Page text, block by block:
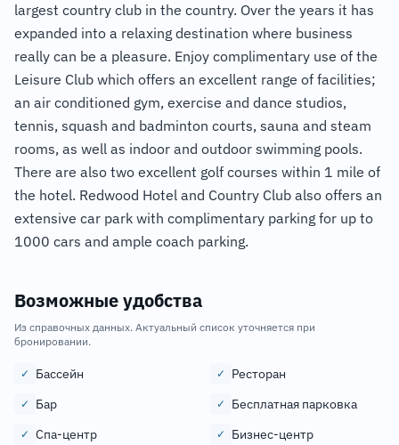
largest country club in the country. Over the years it has
expanded into a relaxing destination where business
really can be a pleasure. Enjoy complimentary use of the
Leisure Club which offers an excellent range of facilities;
an air conditioned gym, exercise and dance studios,
tennis, squash and badminton courts, sauna and steam
rooms, as well as indoor and outdoor swimming pools.
There are also two excellent golf courses within 1 mile of
the hotel. Redwood Hotel and Country Club also offers an
extensive car park with complimentary parking for up to
1000 cars and ample coach parking.
Возможные удобства
Из справочных данных. Актуальный список уточняется при
бронировании.
✓ Бассейн ✓ Ресторан
✓ Бар ✓ Бесплатная парковка
✓ Спа-центр ✓ Бизнес-центр